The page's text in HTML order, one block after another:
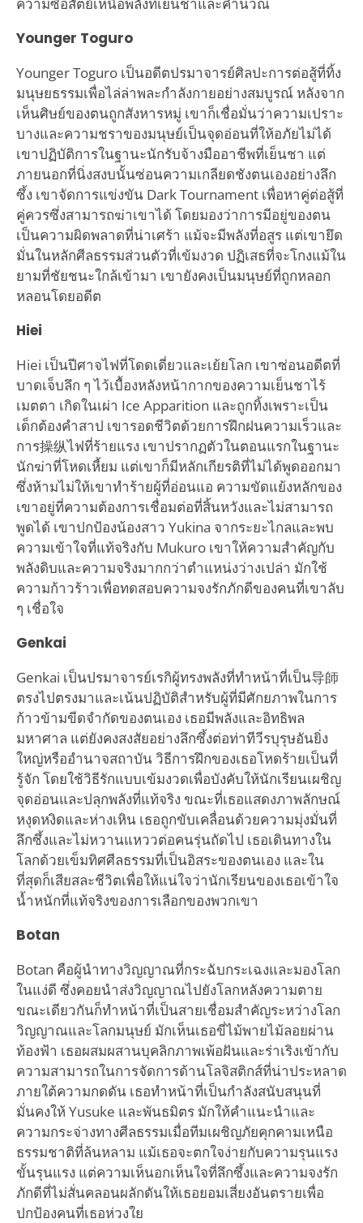
Younger Toguro
Younger Toguro เป็นอดีตปรมาจารย์ศิลปะการต่อสู้ที่ทิ้ง
มนุษยธรรมเพื่อไล่ล่าพละกำลังกายอย่างสมบูรณ์ หลังจาก
เห็นศิษย์ของตนถูกสังหารหมู่ เขาก็เชื่อมั่นว่าความเปราะ
บางและความชราของมนุษย์เป็นจุดอ่อนที่ให้อภัยไม่ได้
เขาปฏิบัติการในฐานะนักรับจ้างมืออาชีพที่เย็นชา แต่
ภายนอกที่นิ่งสงบนั้นซ่อนความเกลียดชังตนเองอย่างลึก
ซึ้ง เขาจัดการแข่งขัน Dark Tournament เพื่อหาคู่ต่อสู้ที่
คู่ควรซึ่งสามารถฆ่าเขาได้ โดยมองว่าการมีอยู่ของตน
เป็นความผิดพลาดที่น่าเศร้า แม้จะมีพลังที่อสูร แต่เขายึด
มั่นในหลักศีลธรรมส่วนตัวที่เข้มงวด ปฏิเสธที่จะโกงแม้ใน
ยามที่ชัยชนะใกล้เข้ามา เขายังคงเป็นมนุษย์ที่ถูกหลอก
หลอนโดยอดีต
Hiei
Hiei เป็นปีศาจไฟที่โดดเดี่ยวและเย้ยโลก เขาซ่อนอดีตที่
บาดเจ็บลึก ๆ ไว้เบื้องหลังหน้ากากของความเย็นชาไร้
เมตตา เกิดในเผ่า Ice Apparition และถูกทิ้งเพราะเป็น
เด็กต้องคำสาป เขารอดชีวิตด้วยการฝึกฝนความเร็วและ
การ操纵ไฟที่ร้ายแรง เขาปรากฏตัวในตอนแรกในฐานะ
นักฆ่าที่โหดเหี้ยม แต่เขาก็มีหลักเกียรติที่ไม่ได้พูดออกมา
ซึ่งห้ามไม่ให้เขาทำร้ายผู้ที่อ่อนแอ ความขัดแย้งหลักของ
เขาอยู่ที่ความต้องการเชื่อมต่อที่สิ้นหวังและไม่สามารถ
พูดได้ เขาปกป้องน้องสาว Yukina จากระยะไกลและพบ
ความเข้าใจที่แท้จริงกับ Mukuro เขาให้ความสำคัญกับ
พลังดิบและความจริงมากกว่าตำแหน่งว่างเปล่า มักใช้
ความก้าวร้าวเพื่อทดสอบความจงรักภักดีของคนที่เขาลับ
ๆ เชื่อใจ
Genkai
Genkai เป็นปรมาจารย์เรกิผู้ทรงพลังที่ทำหน้าที่เป็น导師
ตรงไปตรงมาและเน้นปฏิบัติสำหรับผู้ที่มีศักยภาพในการ
ก้าวข้ามขีดจำกัดของตนเอง เธอมีพลังและอิทธิพล
มหาศาล แต่ยังคงสงสัยอย่างลึกซึ้งต่อท่าทีวีรบุรุษอันยิ่ง
ใหญ่หรืออำนาจสถาบัน วิธีการฝึกของเธอโหดร้ายเป็นที่
รู้จัก โดยใช้วิธีรักแบบเข้มงวดเพื่อบังคับให้นักเรียนเผชิญ
จุดอ่อนและปลุกพลังที่แท้จริง ขณะที่เธอแสดงภาพลักษณ์
หงุดหงิดและห่างเหิน เธอถูกขับเคลื่อนด้วยความมุ่งมั่นที่
ลึกซึ้งและไม่หวานแหววต่อคนรุ่นถัดไป เธอเดินทางใน
โลกด้วยเข็มทิศศีลธรรมที่เป็นอิสระของตนเอง และใน
ที่สุดก็เสียสละชีวิตเพื่อให้แน่ใจว่านักเรียนของเธอเข้าใจ
น้ำหนักที่แท้จริงของการเลือกของพวกเขา
Botan
Botan คือผู้นำทางวิญญาณที่กระฉับกระเฉงและมองโลก
ในแง่ดี ซึ่งคอยนำส่งวิญญาณไปยังโลกหลังความตาย
ขณะเดียวกันก็ทำหน้าที่เป็นสายเชื่อมสำคัญระหว่างโลก
วิญญาณและโลกมนุษย์ มักเห็นเธอขี่ไม้พายไม้ลอยผ่าน
ท้องฟ้า เธอผสมผสานบุคลิกภาพเพ้อฝันและร่าเริงเข้ากับ
ความสามารถในการจัดการด้านโลจิสติกส์ที่น่าประหลาด
ภายใต้ความกดดัน เธอทำหน้าที่เป็นกำลังสนับสนุนที่
มั่นคงให้ Yusuke และพันธมิตร มักให้คำแนะนำและ
ความกระจ่างทางศีลธรรมเมื่อทีมเผชิญภัยคุกคามเหนือ
ธรรมชาติที่ล้นหลาม แม้เธอจะตกใจง่ายกับความรุนแรง
ขั้นรุนแรง แต่ความเห็นอกเห็นใจที่ลึกซึ้งและความจงรัก
ภักดีที่ไม่สั่นคลอนผลักดันให้เธอยอมเสี่ยงอันตรายเพื่อ
ปกป้องคนที่เธอห่วงใย